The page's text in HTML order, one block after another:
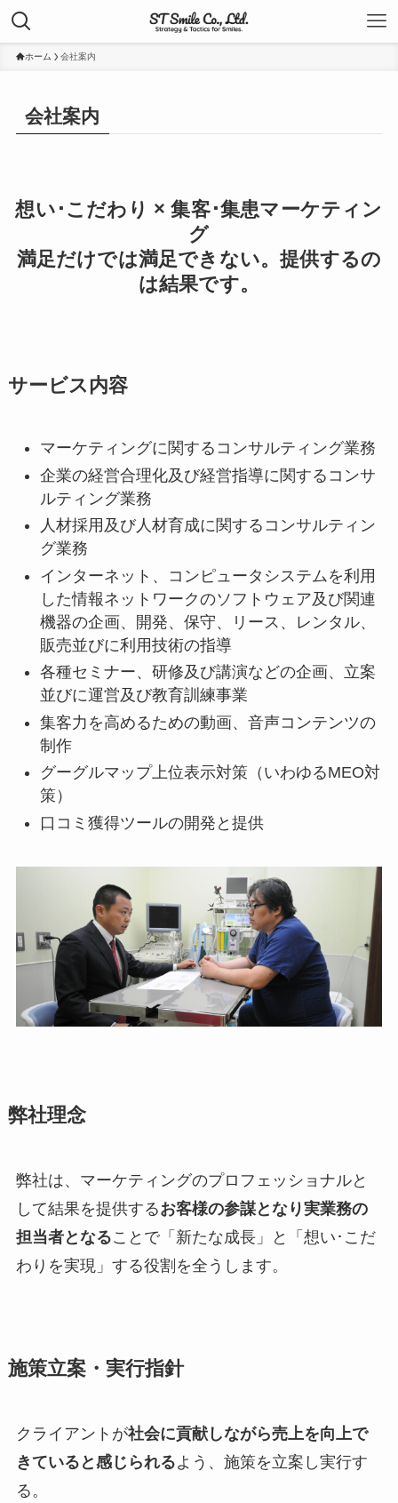
ホーム 会社案内
会社案内
想い･こだわり × 集客･集患マーケティン
グ
満足だけでは満足できない。提供するの
は結果です。
サービス内容
マーケティングに関するコンサルティング業務
企業の経営合理化及び経営指導に関するコンサ
ルティング業務
人材採用及び人材育成に関するコンサルティン
グ業務
インターネット、コンピュータシステムを利用
した情報ネットワークのソフトウェア及び関連
機器の企画、開発、保守、リース、レンタル、
販売並びに利用技術の指導
各種セミナー、研修及び講演などの企画、立案
並びに運営及び教育訓練事業
集客力を高めるための動画、音声コンテンツの
制作
グーグルマップ上位表示対策（いわゆるMEO対
策）
口コミ獲得ツールの開発と提供
弊社理念
弊社は、マーケティングのプロフェッショナルと
して結果を提供するお客様の参謀となり実業務の
担当者となることで「新たな成長」と「想い･こだ
わりを実現」する役割を全うします。
施策立案・実行指針
クライアントが社会に貢献しながら売上を向上で
きていると感じられるよう、施策を立案し実行す
る。